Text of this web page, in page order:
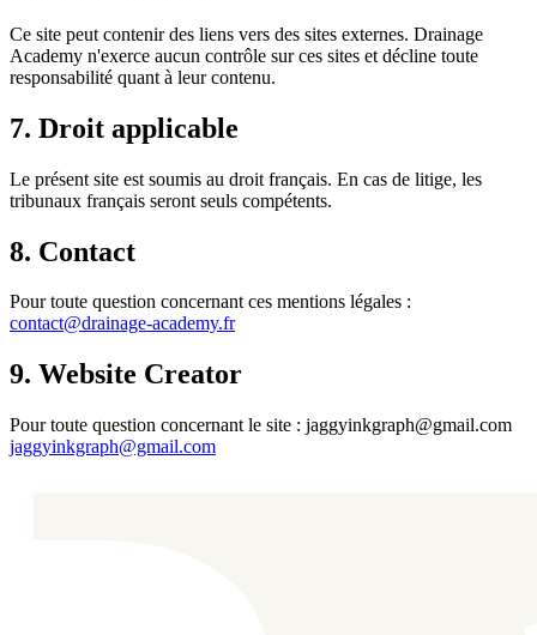
Ce site peut contenir des liens vers des sites externes. Drainage
Academy n'exerce aucun contrôle sur ces sites et décline toute
responsabilité quant à leur contenu.
7. Droit applicable
Le présent site est soumis au droit français. En cas de litige, les
tribunaux français seront seuls compétents.
8. Contact
Pour toute question concernant ces mentions légales :
contact@drainage-academy.fr
9. Website Creator
Pour toute question concernant le site : jaggyinkgraph@gmail.com
jaggyinkgraph@gmail.com